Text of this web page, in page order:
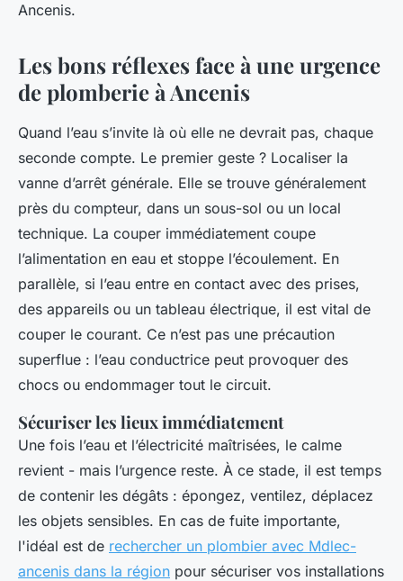
Ancenis.
Les bons réflexes face à une urgence
de plomberie à Ancenis
Quand l’eau s’invite là où elle ne devrait pas, chaque
seconde compte. Le premier geste ? Localiser la
vanne d’arrêt générale. Elle se trouve généralement
près du compteur, dans un sous-sol ou un local
technique. La couper immédiatement coupe
l’alimentation en eau et stoppe l’écoulement. En
parallèle, si l’eau entre en contact avec des prises,
des appareils ou un tableau électrique, il est vital de
couper le courant. Ce n’est pas une précaution
superflue : l’eau conductrice peut provoquer des
chocs ou endommager tout le circuit.
Sécuriser les lieux immédiatement
Une fois l’eau et l’électricité maîtrisées, le calme
revient - mais l’urgence reste. À ce stade, il est temps
de contenir les dégâts : épongez, ventilez, déplacez
les objets sensibles. En cas de fuite importante,
l'idéal est de rechercher un plombier avec Mdlec-
ancenis dans la région pour sécuriser vos installations